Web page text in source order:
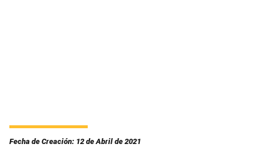
Fecha de Creación: 12 de Abril de 2021